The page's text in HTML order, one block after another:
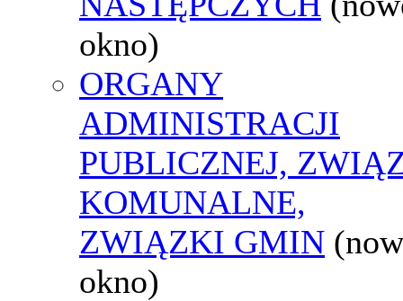
okno)
ORGANY
ADMINISTRACJI
PUBLICZNEJ,
KOMUNALNE,
ZWIĄZKI GMIN
okno)